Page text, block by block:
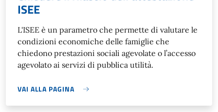
ISEE
L'ISEE è un parametro che permette di valutare le
condizioni economiche delle famiglie che
chiedono prestazioni sociali agevolate o l’accesso
agevolato ai servizi di pubblica utilità.
VAI ALLA PAGINA